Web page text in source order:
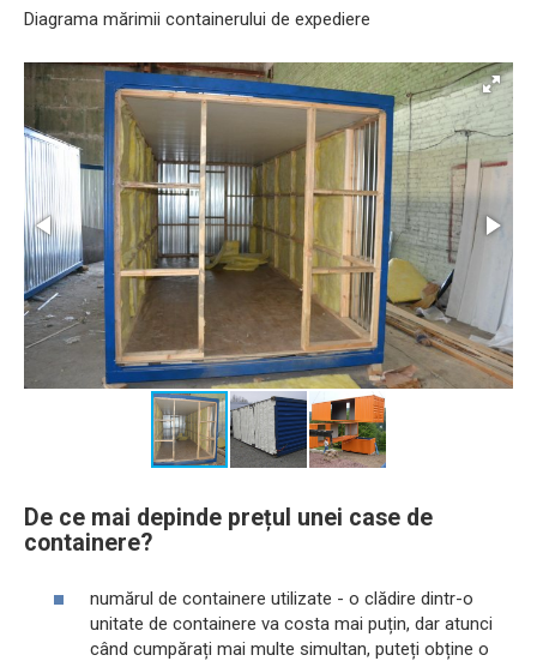
Diagrama mărimii containerului de expediere
De ce mai depinde prețul unei case de
containere?
numărul de containere utilizate - o clădire dintr-o
unitate de containere va costa mai puțin, dar atunci
când cumpărați mai multe simultan, puteți obține o